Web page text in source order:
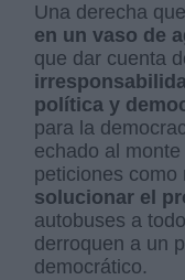
Una derecha que
en un vaso de
que dar cuenta
política y
para la
echado al
peticiones como
solucionar el
autobuses a
derroquen a un
democrático.